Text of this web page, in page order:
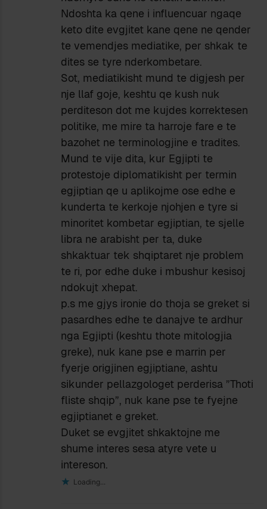
Ndoshta ka qene i influencuar ngaqe
keto dite evgjitet kane qene ne qender
te vemendjes mediatike, per shkak te
dites se tyre nderkombetare.
Sot, mediatikisht mund te digjesh per
nje llaf goje, keshtu qe kush nuk
perditeson dot me kujdes korrektesen
politike, me mire ta harroje fare e te
bazohet ne terminologjine e tradites.
Mund te vije dita, kur Egjipti te
protestoje diplomatikisht per termin
egjiptian qe u aplikojme ose edhe e
kunderta te kerkoje njohjen e tyre si
minoritet kombetar egjiptian, te sjelle
libra ne arabisht per ta, duke
shkaktuar tek shqiptaret nje problem
te ri, por edhe duke i mbushur kesisoj
ndokujt xhepat.
p.s me gjys ironie do thoja se greket si
pasardhes edhe te danajve te ardhur
nga Egjipti (keshtu thote mitologjia
greke), nuk kane pse e marrin per
fyerje origjinen egjiptiane, ashtu
sikunder pellazgologet perderisa ”Thoti
fliste shqip”, nuk kane pse te fyejne
egjiptianet e greket.
Duket se evgjitet shkaktojne me
shume interes sesa atyre vete u
intereson.
Loading...